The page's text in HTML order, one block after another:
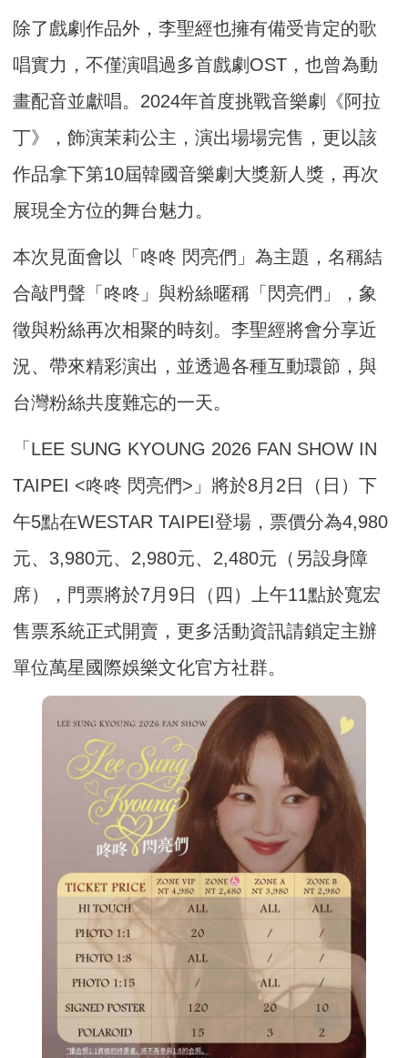
除了戲劇作品外，李聖經也擁有備受肯定的歌
唱實力，不僅演唱過多首戲劇OST，也曾為動
畫配音並獻唱。2024年首度挑戰音樂劇《阿拉
丁》，飾演茉莉公主，演出場場完售，更以該
作品拿下第10屆韓國音樂劇大獎新人獎，再次
展現全方位的舞台魅力。
本次見面會以「咚咚 閃亮們」為主題，名稱結
合敲門聲「咚咚」與粉絲暱稱「閃亮們」，象
徵與粉絲再次相聚的時刻。李聖經將會分享近
況、帶來精彩演出，並透過各種互動環節，與
台灣粉絲共度難忘的一天。
「LEE SUNG KYOUNG 2026 FAN SHOW IN
TAIPEI <咚咚 閃亮們>」將於8月2日（日）下
午5點在WESTAR TAIPEI登場，票價分為4,980
元、3,980元、2,980元、2,480元（另設身障
席），門票將於7月9日（四）上午11點於寬宏
售票系統正式開賣，更多活動資訊請鎖定主辦
單位萬星國際娛樂文化官方社群。